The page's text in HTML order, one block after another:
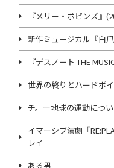
『メリー・ポピンズ』
新作ミュージカル『白爪
『デスノート THE
世界の終りとハードボ
チ。ー地球の運動につ
イマーシブ演劇『
レイ
ある男